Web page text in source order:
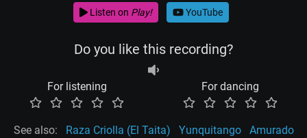
Listen on Play! YouTube
Do you like this recording?
For listening For dancing
See also: Raza Criolla (El Taita) Yunquitango Amurado